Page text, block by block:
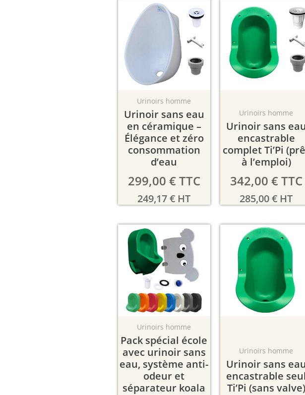
Urinoirs homme
Urinoir sans eau
en céramique –
Élégance et zéro
consommation
d’eau
299,00 €TTC
249,17€ HT
Urinoirs homme
Urinoir sans eau
encastrable
complet Ti’Pi
à l’emploi)
342,00 €TTC
285,00€ HT
Urinoirs homme
Pack spécial école
avec urinoir sans
eau, système anti-
odeur et
séparateur koala
Urinoirs homme
Urinoir sans eau
encastrable seul
Ti’Pi (sans valve)